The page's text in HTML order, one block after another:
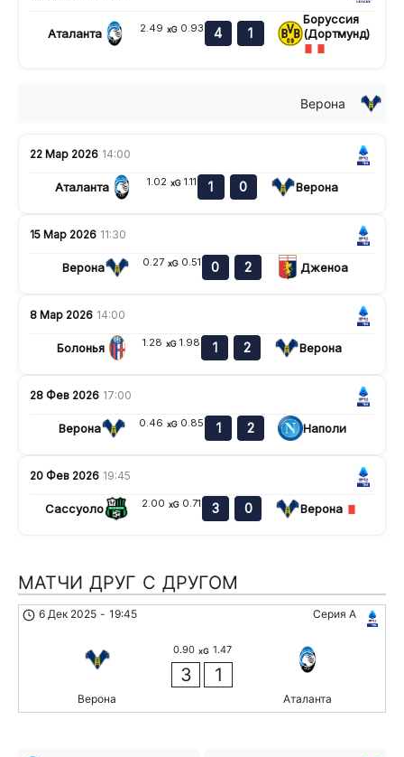
Аталанта 2.49 xG 0.93 4 1
Боруссия
(Дортмунд)
Верона
22 Мар 2026 14:00
Аталанта 1.02 xG 1.11 1 0 Верона
15 Мар 2026 11:30
Верона 0.27 xG 0.51 0 2 Дженоа
8 Мар 2026 14:00
Болонья 1.28 xG 1.98 1 2 Верона
28 Фев 2026 17:00
Верона 0.46 xG 0.85 1 2 Наполи
20 Фев 2026 19:45
Сассуоло 2.00 xG 0.71 3 0 Верона
МАТЧИ ДРУГ С ДРУГОМ
Серия А
6 Дек 2025 - 19:45
Верона
0.90 xG 1.47
3 1
Аталанта